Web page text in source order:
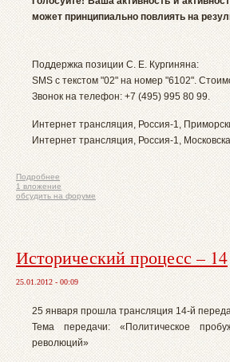
может принципиально повлиять на
Поддержка позиции С. Е. Кургиняна:
SMS с текстом "02" на номер "6102".
Звонок на телефон: +7 (495) 995 80 99.
Интернет трансляция, Россия-1,
Интернет трансляция, Россия-1,
Подробнее
1 вложение
обсудить на форуме
Исторический процесс – 14
25.01.2012 - 00:09
25 января прошла трансляция 14-й
Тема передачи: «Политическое
революций»